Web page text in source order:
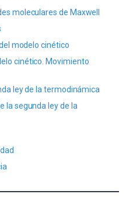
moleculares de Maxwell
modelo cinético
cinético. Movimiento
ley de la termodinámica
la segunda ley de la